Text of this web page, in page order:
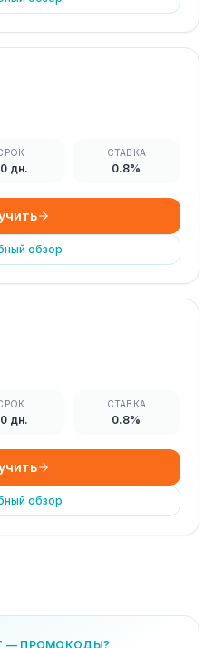
дн.
СТАВКА
0.8%
обзор
дн.
СТАВКА
0.8%
обзор
— ПРОМОКОДЫ?